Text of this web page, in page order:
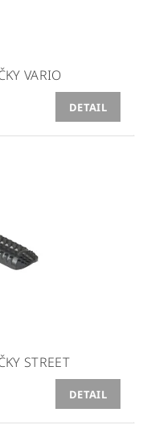
VARIO
DETAIL
STREET
DETAIL